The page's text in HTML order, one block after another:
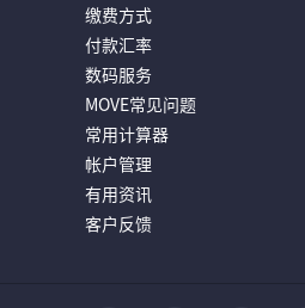
职业退休计划相关问题，请拨打客
缴费方式
付款汇率
数码服务
MOVE常见问题
常用计算器
帐户管理
有用资讯
客户反馈